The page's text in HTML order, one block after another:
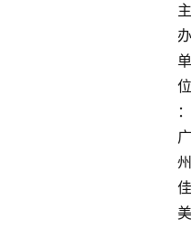
主
办
单
位
：
广
州
佳
美